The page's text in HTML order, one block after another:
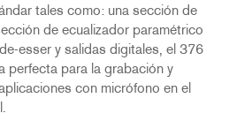
tales como: una sección de
de ecualizador paramétrico
esser y salidas digitales, el 376
perfecta para la grabación y
con micrófono en el